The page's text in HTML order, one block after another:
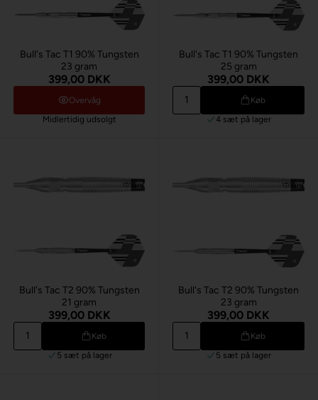
Bull's Tac T1 90% Tungsten
23 gram
399,00 DKK
Overvåg
Midlertidig udsolgt
Bull's Tac T1 90% Tungsten
25 gram
399,00 DKK
Køb
4 sæt på lager
Bull's Tac T2 90% Tungsten
21 gram
399,00 DKK
Køb
5 sæt på lager
Bull's Tac T2 90% Tungsten
23 gram
399,00 DKK
Køb
5 sæt på lager